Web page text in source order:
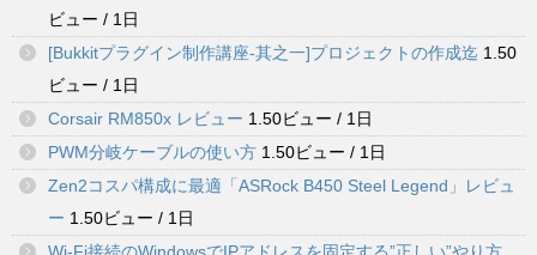
ビュー / 1日
[Bukkitプラグイン制作講座-其之一]プロジェクトの作成迄 1.50
ビュー / 1日
Corsair RM850x レビュー 1.50ビュー / 1日
PWM分岐ケーブルの使い方 1.50ビュー / 1日
Zen2コスパ構成に最適「ASRock B450 Steel Legend」レビュ
ー 1.50ビュー / 1日
Wi-Fi接続のWindowsでIPアドレスを固定する”正しい”やり方